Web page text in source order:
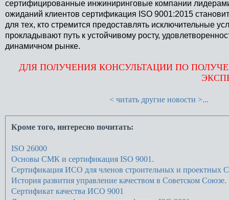
сертифицированные инжиниринговые компании
ожиданий клиентов сертификация ISO 9001:2015
для тех, кто стремится предоставлять исключительные
прокладывают путь к устойчивому росту,
динамичном рынке.
ДЛЯ ПОЛУЧЕНИЯ КОНСУЛЬТАЦИИ ПО
< читать другие новости >...
Кроме того, интересно почитать:
ISO 26000
Основы СМК и сертификация ISO 9001.
Сертификация ИСО для членов строительных и проектных
История развития управление качеством в Советском Союзе.
Сертификат качества ИСО 9001